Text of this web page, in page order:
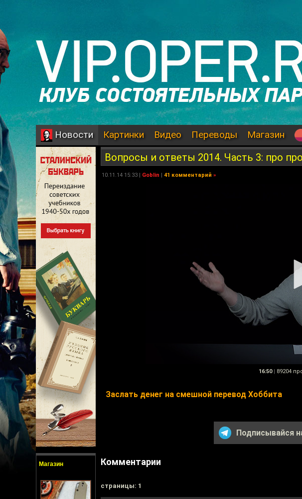
Новости Картинки Видео Переводы Магазин
Магазин
Вопросы и ответы 2014. Часть 3: про
10.11.14 15:33 | Goblin | 41 комментарий »
16:50 | 89204
Заслать денег на смешной перевод Хоббита
Подписывайся
Комментарии
cтраницы: 1